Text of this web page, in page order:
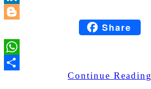
BloggerShare
Share
Continue Reading